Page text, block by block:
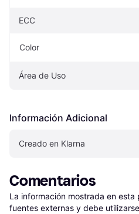
ECC
Color
Área de Uso
Información Adicional
Creado en Klarna
Comentarios
La información mostrada en
fuentes externas y debe